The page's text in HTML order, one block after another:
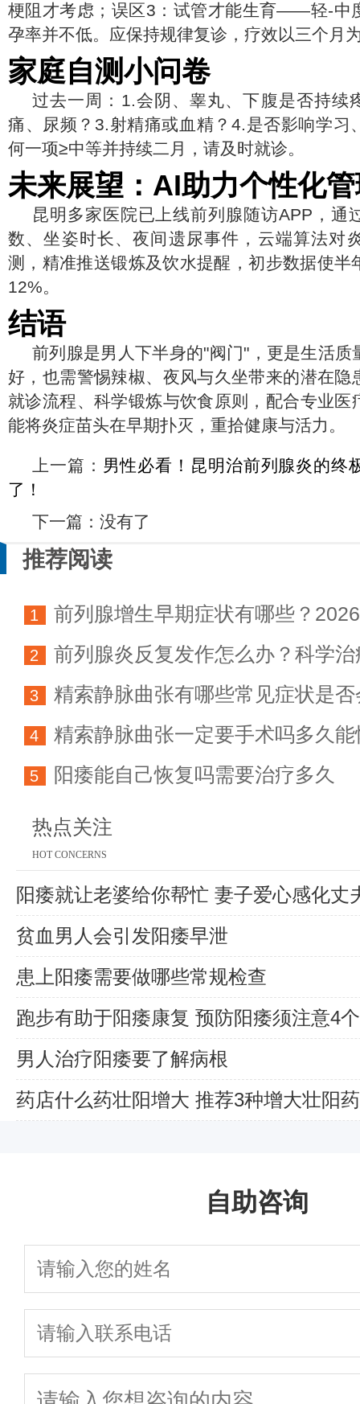
梗阻才考虑；误区3：试管才能生育——轻-中
孕率并不低。应保持规律复诊，疗效以三个月
家庭自测小问卷
过去一周：1.会阴、睾丸、下腹是否持续
痛、尿频？3.射精痛或血精？4.是否影响学习
何一项≥中等并持续二月，请及时就诊。
未来展望：AI助力个性化
昆明多家医院已上线前列腺随访APP，通
数、坐姿时长、夜间遗尿事件，云端算法对
测，精准推送锻炼及饮水提醒，初步数据使半
12%。
结语
前列腺是男人下半身的"阀门"，更是生活质
好，也需警惕辣椒、夜风与久坐带来的潜在隐
就诊流程、科学锻炼与饮食原则，配合专业医
能将炎症苗头在早期扑灭，重拾健康与活力。
上一篇： 男性必看！昆明治前列腺炎的终
了！
下一篇：没有了
推荐阅读
1
前列腺增生早期症状有哪些？
科学防治指南
2
前列腺炎反复发作怎么办？科学
方法详解
3
精索静脉曲张有哪些常见症状是
育能力
4 精索静脉曲张一定要手术吗多久能
5 阳痿能自己恢复吗需要治疗多久
热点关注
HOT CONCERNS
阳痿就让老婆给你帮忙 妻子爱心感化丈
贫血男人会引发阳痿早泄
患上阳痿需要做哪些常规检查
跑步有助于阳痿康复 预防阳痿须注意4
男人治疗阳痿要了解病根
药店什么药壮阳增大 推荐3种增大壮阳药
自助咨询